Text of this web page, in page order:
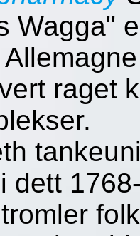
Wagga"
raget
dett